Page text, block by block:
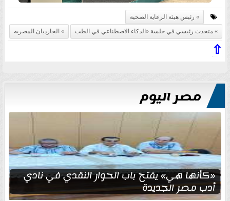
رئيس هيئة الرعاية الصحية
متحدث رئيسي في جلسة «الذكاء الاصطناعي في الطب
الجارديان المصريه
⇧
مصر اليوم
«كأنها هي» يفتح باب الحوار النقدي في نادي
أدب مصر الجديدة